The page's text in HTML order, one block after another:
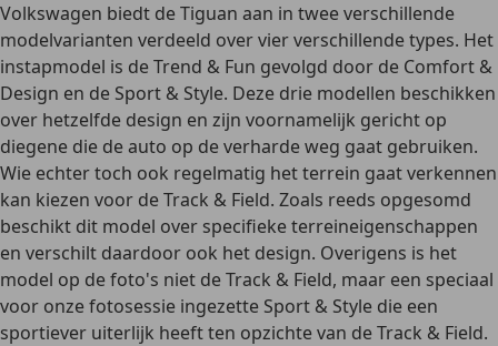
Volkswagen biedt de Tiguan aan in twee verschillende
modelvarianten verdeeld over vier verschillende types. Het
instapmodel is de Trend & Fun gevolgd door de Comfort &
Design en de Sport & Style. Deze drie modellen beschikken
over hetzelfde design en zijn voornamelijk gericht op
diegene die de auto op de verharde weg gaat gebruiken.
Wie echter toch ook regelmatig het terrein gaat verkennen
kan kiezen voor de Track & Field. Zoals reeds opgesomd
beschikt dit model over specifieke terreineigenschappen
en verschilt daardoor ook het design. Overigens is het
model op de foto's niet de Track & Field, maar een speciaal
voor onze fotosessie ingezette Sport & Style die een
sportiever uiterlijk heeft ten opzichte van de Track & Field.